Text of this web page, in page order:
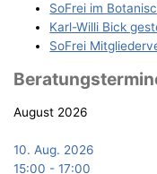
SoFrei im
Karl-Wil­li Bick
SoFrei
August 2026
10. Aug. 2026
15:00 -17:00